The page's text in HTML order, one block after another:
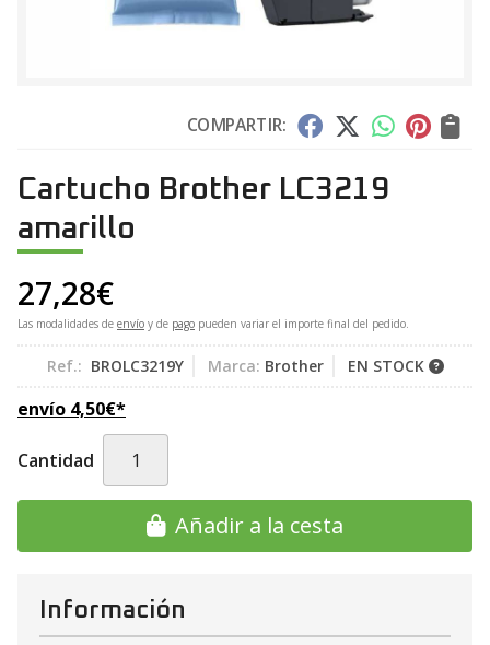
COMPARTIR:
Cartucho Brother LC3219
amarillo
27,28€
Las modalidades de envío y de pago pueden variar el importe final del pedido.
Ref.: BROLC3219Y Marca: Brother EN STOCK
envío 4,50€*
Cantidad
Añadir a la cesta
Información